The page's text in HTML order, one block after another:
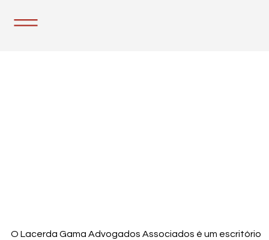
O Lacerda Gama Advogados Associados é um escritório